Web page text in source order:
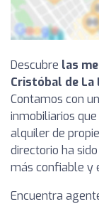
Descubre las
Cristóbal de La
Contamos con
inmobiliarios
alquiler de
directorio ha
más confiable y
Encuentra